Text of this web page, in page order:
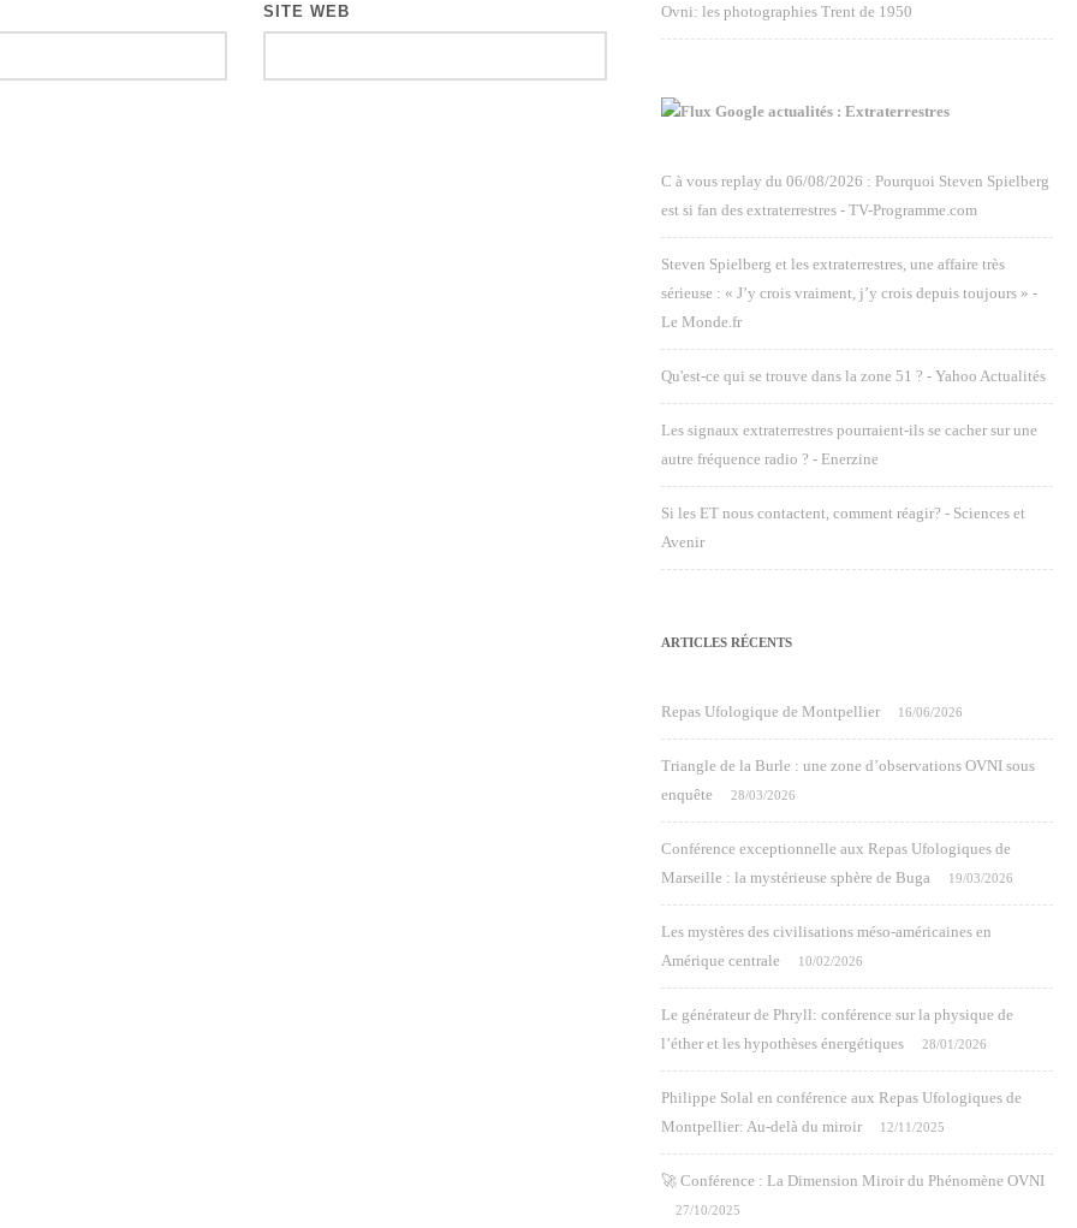
SITE WEB Ovni: les photographies Trent de 1950
Google actualités : Extraterrestres
C à vous replay du 06/08/2026 : Pourquoi Steven Spielberg
est si fan des extraterrestres - TV-Programme.com
Steven Spielberg et les extraterrestres, une affaire très
sérieuse : « J’y crois vraiment, j’y crois depuis toujours » -
Le Monde.fr
Qu'est-ce qui se trouve dans la zone 51 ? - Yahoo Actualités
Les signaux extraterrestres pourraient-ils se cacher sur une
autre fréquence radio ? - Enerzine
Si les ET nous contactent, comment réagir? - Sciences et
Avenir
ARTICLES RÉCENTS
Repas Ufologique de Montpellier 16/06/2026
Triangle de la Burle : une zone d’observations OVNI sous
enquête
28/03/2026
Conférence exceptionnelle aux Repas Ufologiques de
Marseille : la mystérieuse sphère de Buga
19/03/2026
Les mystères des civilisations méso-américaines en
Amérique centrale
10/02/2026
Le générateur de Phryll: conférence sur la physique de
l’éther et les hypothèses énergétiques
28/01/2026
Philippe Solal en conférence aux Repas Ufologiques de
Montpellier: Au-delà du miroir
12/11/2025
🚀 Conférence : La Dimension Miroir du Phénomène OVNI
27/10/2025